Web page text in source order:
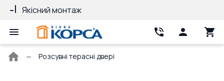
Якісний монтаж
Головна
Розсувні терасні двері